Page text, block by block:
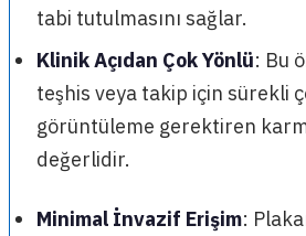
tabi tutulmasını sağlar.
Klinik Açıdan Çok Yönlü: Bu
teşhis veya takip için sürekli
görüntüleme gerektiren
değerlidir.
Minimal İnvazif Erişim: